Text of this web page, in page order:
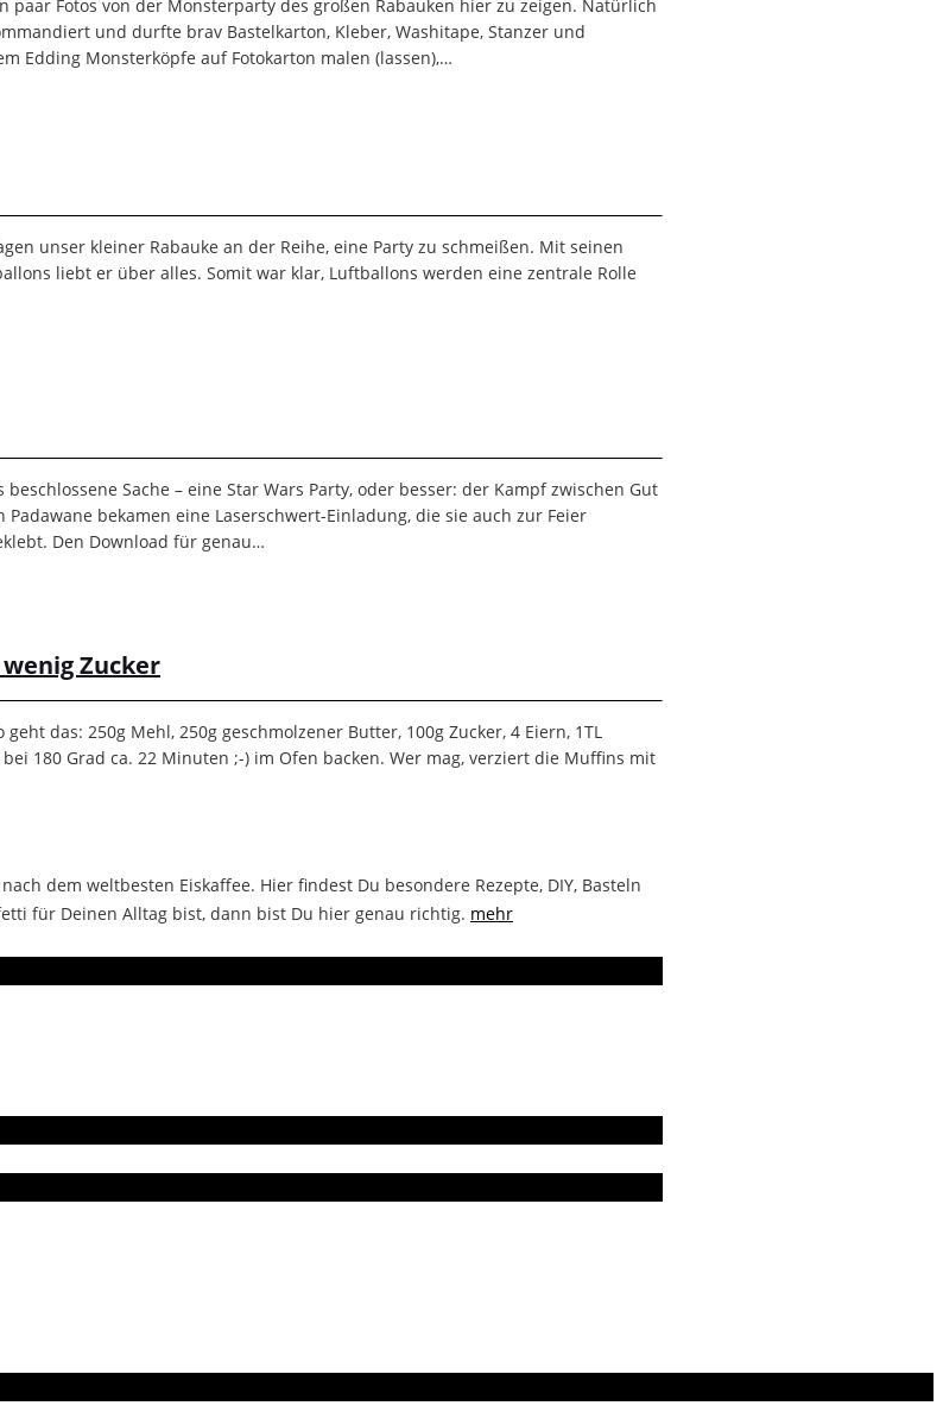
paar Fotos von der Monsterparty des großen Rabauken hier zu zeigen. Natürlich
und durfte brav Bastelkarton, Kleber, Washitape, Stanzer und
Edding Monsterköpfe auf Fotokarton malen (lassen),…
unser kleiner Rabauke an der Reihe, eine Party zu schmeißen. Mit seinen
liebt er über alles. Somit war klar, Luftballons werden eine zentrale Rolle
Sache – eine Star Wars Party, oder besser: der Kampf zwischen Gut
bekamen eine Laserschwert-Einladung, die sie auch zur Feier
Den Download für genau…
Zucker
das: 250g Mehl, 250g geschmolzener Butter, 100g Zucker, 4 Eiern, 1TL
180 Grad ca. 22 Minuten ;-) im Ofen backen. Wer mag, verziert die Muffins mit
dem weltbesten Eiskaffee. Hier findest Du besondere Rezepte, DIY, Basteln
für Deinen Alltag bist, dann bist Du hier genau richtig. mehr